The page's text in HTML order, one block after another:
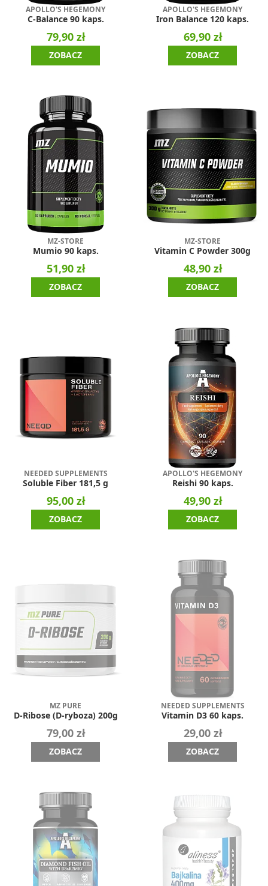
APOLLO'S HEGEMONY
C-Balance 90 kaps.
79,90 zł
ZOBACZ
APOLLO'S HEGEMONY
Iron Balance 120 kaps.
69,90 zł
ZOBACZ
MZ-STORE
Mumio 90 kaps.
51,90 zł
ZOBACZ
MZ-STORE
Vitamin C Powder 300g
48,90 zł
ZOBACZ
NEEDED SUPPLEMENTS
Soluble Fiber 181,5 g
95,00 zł
ZOBACZ
APOLLO'S HEGEMONY
Reishi 90 kaps.
49,90 zł
ZOBACZ
MZ PURE
D-Ribose (D-ryboza) 200g
79,00 zł
ZOBACZ
NEEDED SUPPLEMENTS
Vitamin D3 60 kaps.
29,00 zł
ZOBACZ